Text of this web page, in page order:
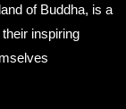
of Buddha, is a
inspiring